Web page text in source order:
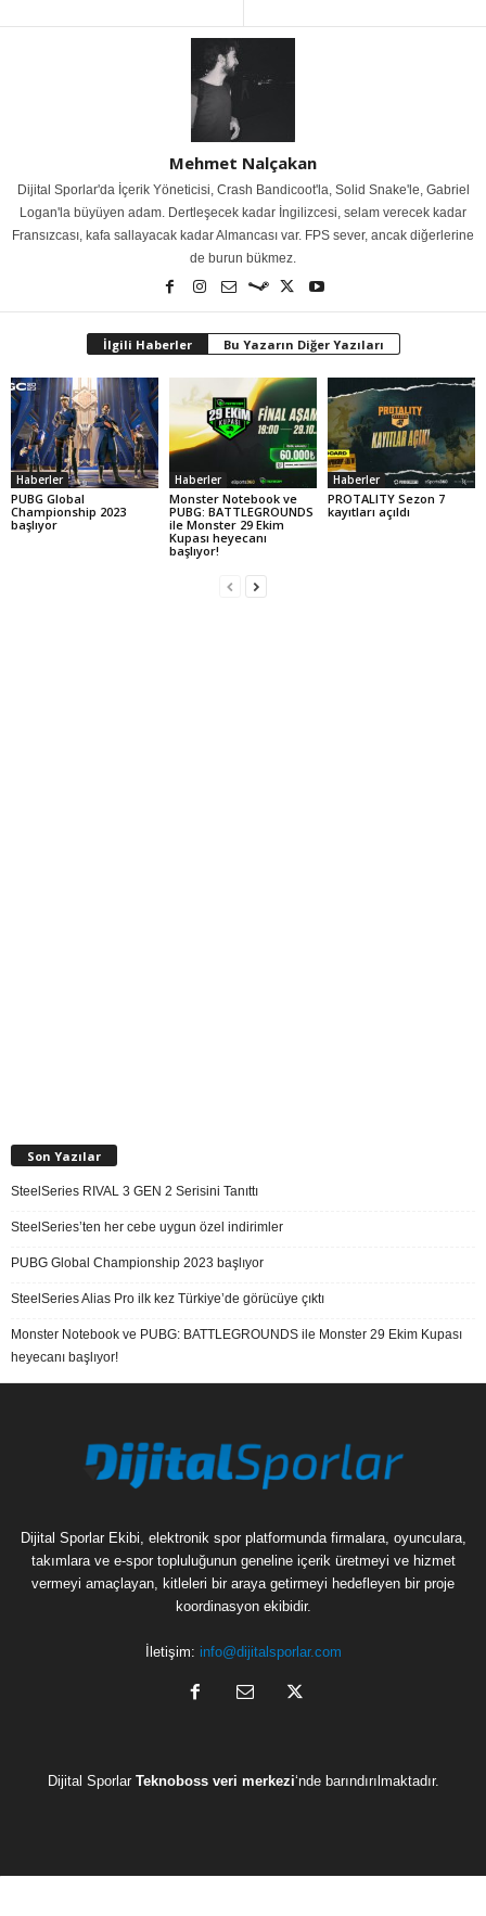
Mehmet Nalçakan
Dijital Sporlar'da İçerik Yöneticisi, Crash Bandicoot'la, Solid Snake'le, Gabriel
Logan'la büyüyen adam. Dertleşecek kadar İngilizcesi, selam verecek kadar
Fransızcası, kafa sallayacak kadar Almancası var. FPS sever, ancak diğerlerine
de burun bükmez.
İlgili Haberler Bu Yazarın Diğer Yazıları
Haberler
PUBG Global
Championship 2023
başlıyor
Haberler
Monster Notebook ve
PUBG: BATTLEGROUNDS
ile Monster 29 Ekim
Kupası heyecanı
başlıyor!
Haberler
PROTALITY Sezon 7
kayıtları açıldı
Son Yazılar
SteelSeries RIVAL 3 GEN 2 Serisini Tanıttı
SteelSeries’ten her cebe uygun özel indirimler
PUBG Global Championship 2023 başlıyor
SteelSeries Alias Pro ilk kez Türkiye’de görücüye çıktı
Monster Notebook ve PUBG: BATTLEGROUNDS ile Monster 29 Ekim Kupası
heyecanı başlıyor!
Dijital Sporlar Ekibi, elektronik spor platformunda firmalara, oyunculara,
takımlara ve e-spor topluluğunun geneline içerik üretmeyi ve hizmet
vermeyi amaçlayan, kitleleri bir araya getirmeyi hedefleyen bir proje
koordinasyon ekibidir.
İletişim: info@dijitalsporlar.com
Dijital Sporlar Teknoboss veri merkezi‘nde barındırılmaktadır.